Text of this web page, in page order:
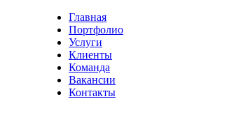
Главная
Портфолио
Услуги
Клиенты
Команда
Вакансии
Контакты